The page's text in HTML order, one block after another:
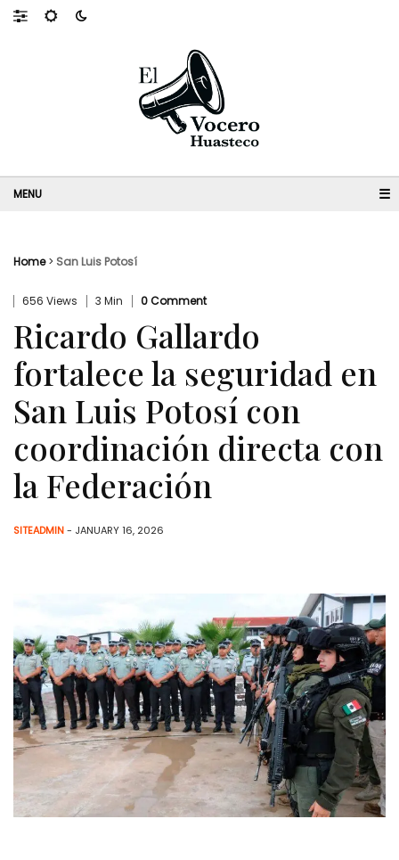
☰
Home> San Luis Potosí
656 Views 3 Min 0 Comment
Ricardo Gallardo
fortalece la seguridad en
San Luis Potosí con
coordinación directa con
la Federación
SITEADMIN- JANUARY 16, 2026